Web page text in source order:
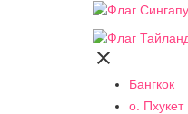

Бангкок
о. Пхукет